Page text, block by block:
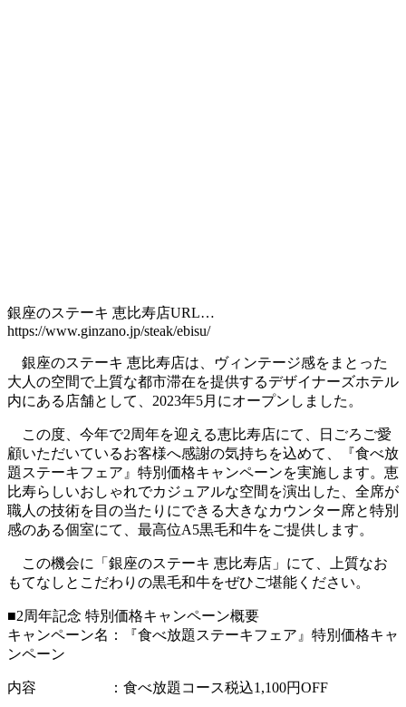
銀座のステーキ 恵比寿店URL…
https://www.ginzano.jp/steak/ebisu/
銀座のステーキ 恵比寿店は、ヴィンテージ感をまとった
大人の空間で上質な都市滞在を提供するデザイナーズホテル
内にある店舗として、2023年5月にオープンしました。
この度、今年で2周年を迎える恵比寿店にて、日ごろご愛
顧いただいているお客様へ感謝の気持ちを込めて、『食べ放
題ステーキフェア』特別価格キャンペーンを実施します。恵
比寿らしいおしゃれでカジュアルな空間を演出した、全席が
職人の技術を目の当たりにできる大きなカウンター席と特別
感のある個室にて、最高位A5黒毛和牛をご提供します。
この機会に「銀座のステーキ 恵比寿店」にて、上質なお
もてなしとこだわりの黒毛和牛をぜひご堪能ください。
■2周年記念 特別価格キャンペーン概要
キャンペーン名：『食べ放題ステーキフェア』特別価格キャ
ンペーン
内容 ：食べ放題コース税込1,100円OFF